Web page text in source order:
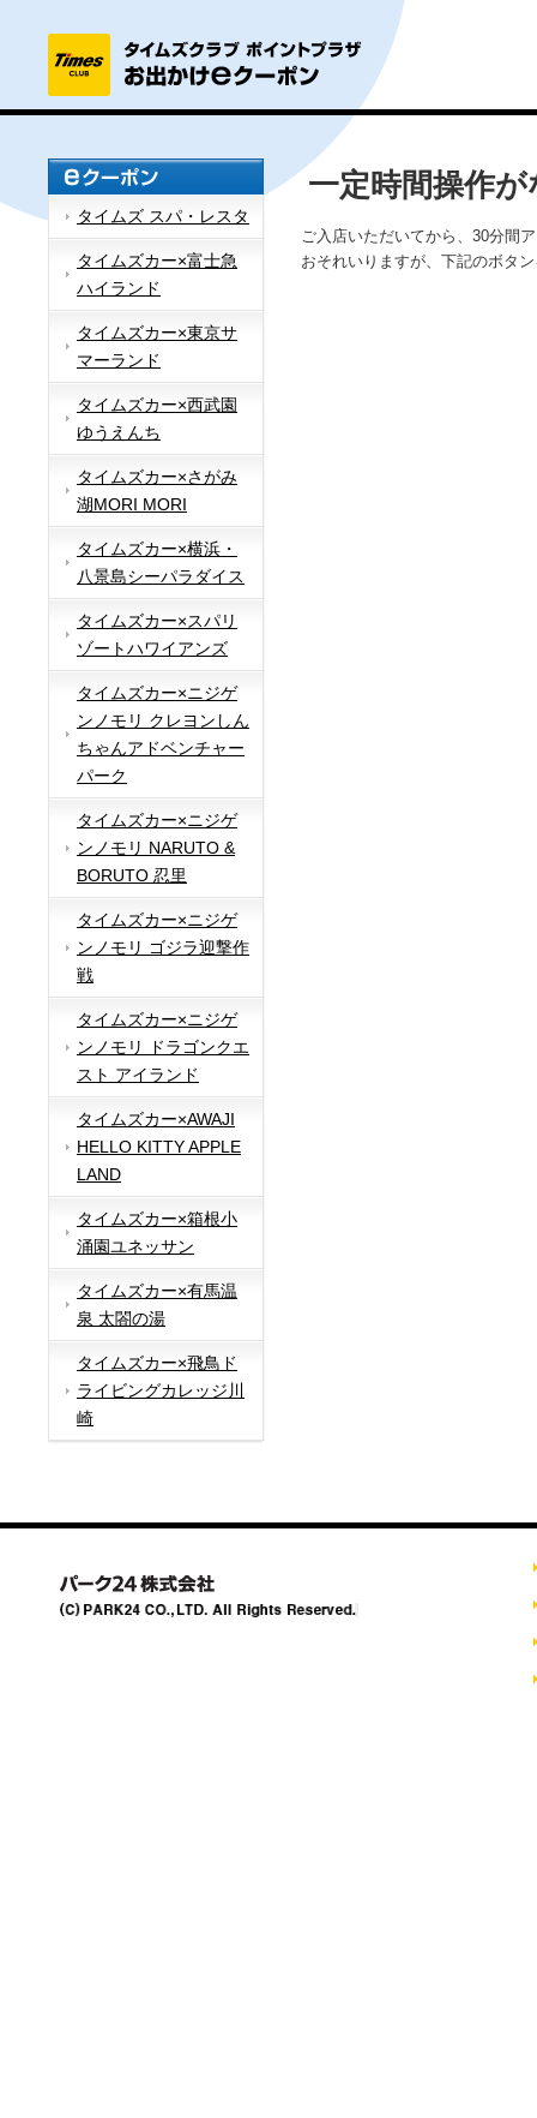
タイムズ スパ・レスタ
タイムズカー×富士急
ハイランド
タイムズカー×東京サ
マーランド
タイムズカー×西武園
ゆうえんち
タイムズカー×さがみ
湖MORI MORI
タイムズカー×横浜・
八景島シーパラダイス
タイムズカー×スパリ
ゾートハワイアンズ
タイムズカー×ニジゲ
ンノモリ クレヨンしん
ちゃんアドベンチャー
パーク
タイムズカー×ニジゲ
ンノモリ NARUTO &
BORUTO 忍里
タイムズカー×ニジゲ
ンノモリ ゴジラ迎撃作
戦
タイムズカー×ニジゲ
ンノモリ ドラゴンクエ
スト アイランド
タイムズカー×AWAJI
HELLO KITTY APPLE
LAND
タイムズカー×箱根小
涌園ユネッサン
タイムズカー×有馬温
泉 太閤の湯
タイムズカー×飛鳥ド
ライビングカレッジ川
崎
一定時間操作
ご入店いただいてから、30分間
おそれいりますが、下記のボタ